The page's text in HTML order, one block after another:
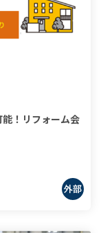
！リフォーム会